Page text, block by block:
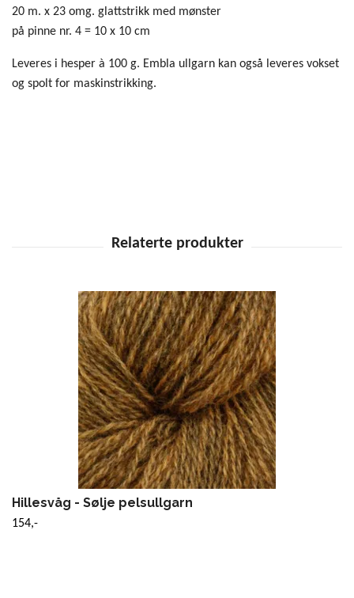
20 m. x 23 omg. glattstrikk med mønster
på pinne nr. 4 = 10 x 10 cm
Leveres i hesper à 100 g. Embla ullgarn kan også leveres vokset
og spolt for maskinstrikking.
Hillesvåg - Sølje pelsullgarn
154,-